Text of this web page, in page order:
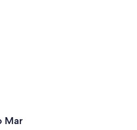
Mar